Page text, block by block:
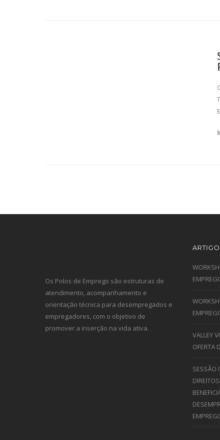
Os Polos de Emprego são estruturas de
atendimento, acompanhamento e
orientação técnica para desempregados e
empregadores, com o objetivo de
promover a inserção na vida ativa.
VALLEY
OFERTA
SESSÃO